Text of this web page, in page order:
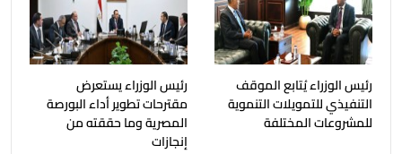
رئيس الوزراء يُتابع الموقف
التنفيذي للتمويلات التنموية
للمشروعات المختلفة
رئيس الوزراء يستعرض
مقترحات تطوير أداء البورصة
المصرية وما حققته من
إنجازات